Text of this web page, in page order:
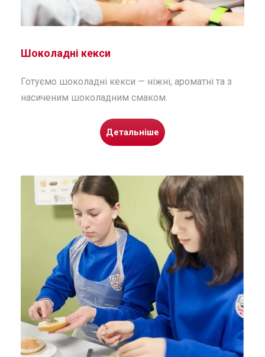
Шоколадні кекси
Готуємо шоколадні кекси — ніжні, ароматні та з
насиченим шоколадним смаком.
Детальніше